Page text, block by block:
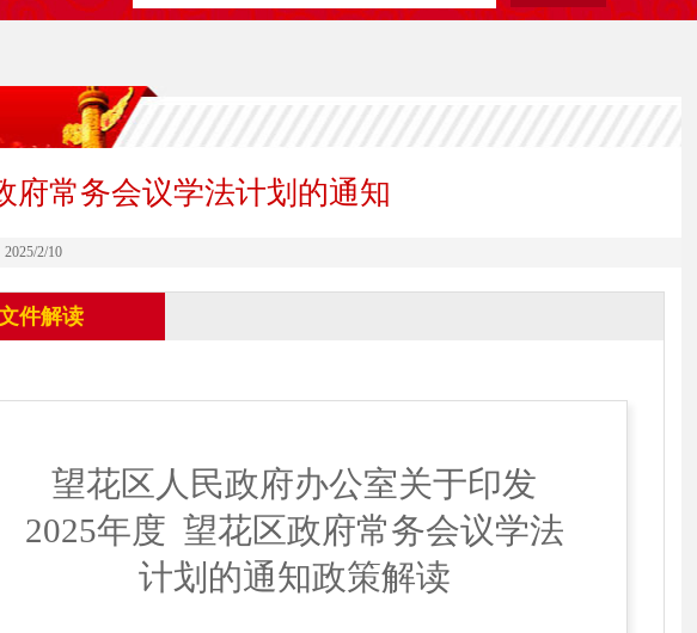
府常务会议学法计划的通知
2/10
件解读
望花区人民政府办公室关于印发
2025年度 望花区政府常务会议学法
计划的通知政策解读